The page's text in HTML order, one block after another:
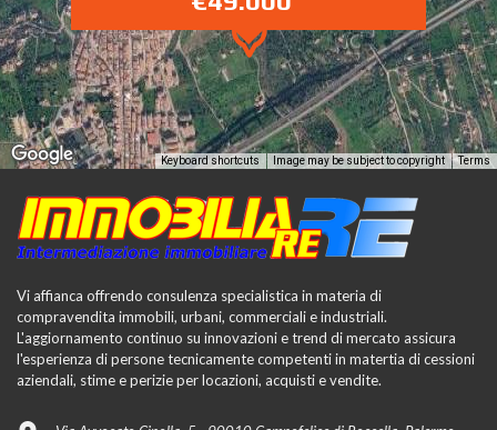
Keyboard shortcuts Image may be subject to copyright Terms
Vi affianca offrendo consulenza specialistica in materia di
compravendita immobili, urbani, commerciali e industriali.
L'aggiornamento continuo su innovazioni e trend di mercato assicura
l'esperienza di persone tecnicamente competenti in matertia di cessioni
aziendali, stime e perizie per locazioni, acquisti e vendite.